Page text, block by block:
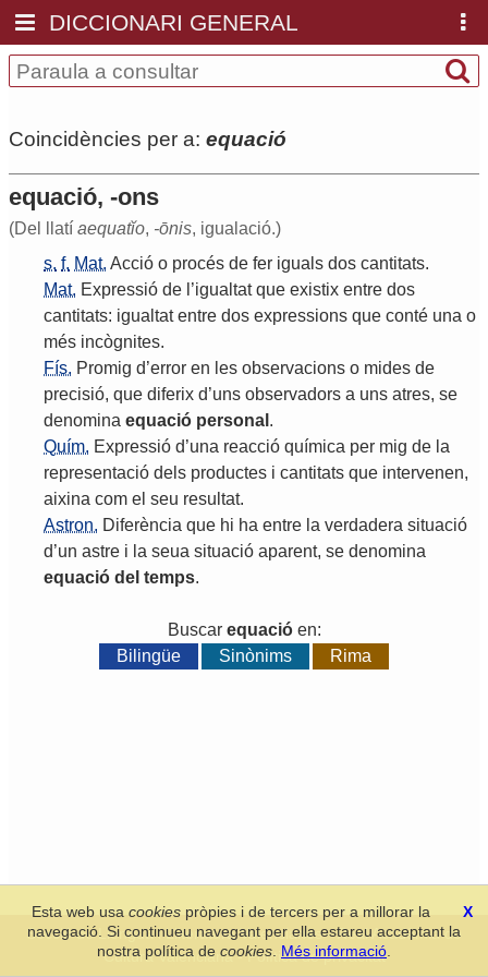
DICCIONARI GENERAL
Coincidències per a: equació
equació, -ons
(Del llatí aequatĭo, -ōnis, igualació.)
s. f. Mat. Acció o procés de fer iguals dos cantitats.
Mat. Expressió de ’igualtat que existix entre dos
cantitats: igualtat entre dos expressions que conté una o
més incògnites.
Fís. Promig d’error en les observacions o mides de
precisió, que diferix d’uns observadors a uns atres, se
denomina equació personal .
Quím. Expressió d’una reacció química per mig de la
representació dels productes i cantitats que intervenen,
aixina com el seu resultat.
Astron. Diferència que hi ha entre la verdadera situació
d’un astre i la seua situació aparent, se denomina
equació del temps.
Buscar equacióen:
Bilingüe
Sinònims Rima
Secció de Llengua i Lliteratura Valencianes-Real Acadèmia de
Cultura Valenciana-Política de privacitat
X
Esta web usacookies pròpies i de tercers per a millorar la
navegació. Si continueu navegant per ella estareu acceptant la
nostra política de cookies Més informació